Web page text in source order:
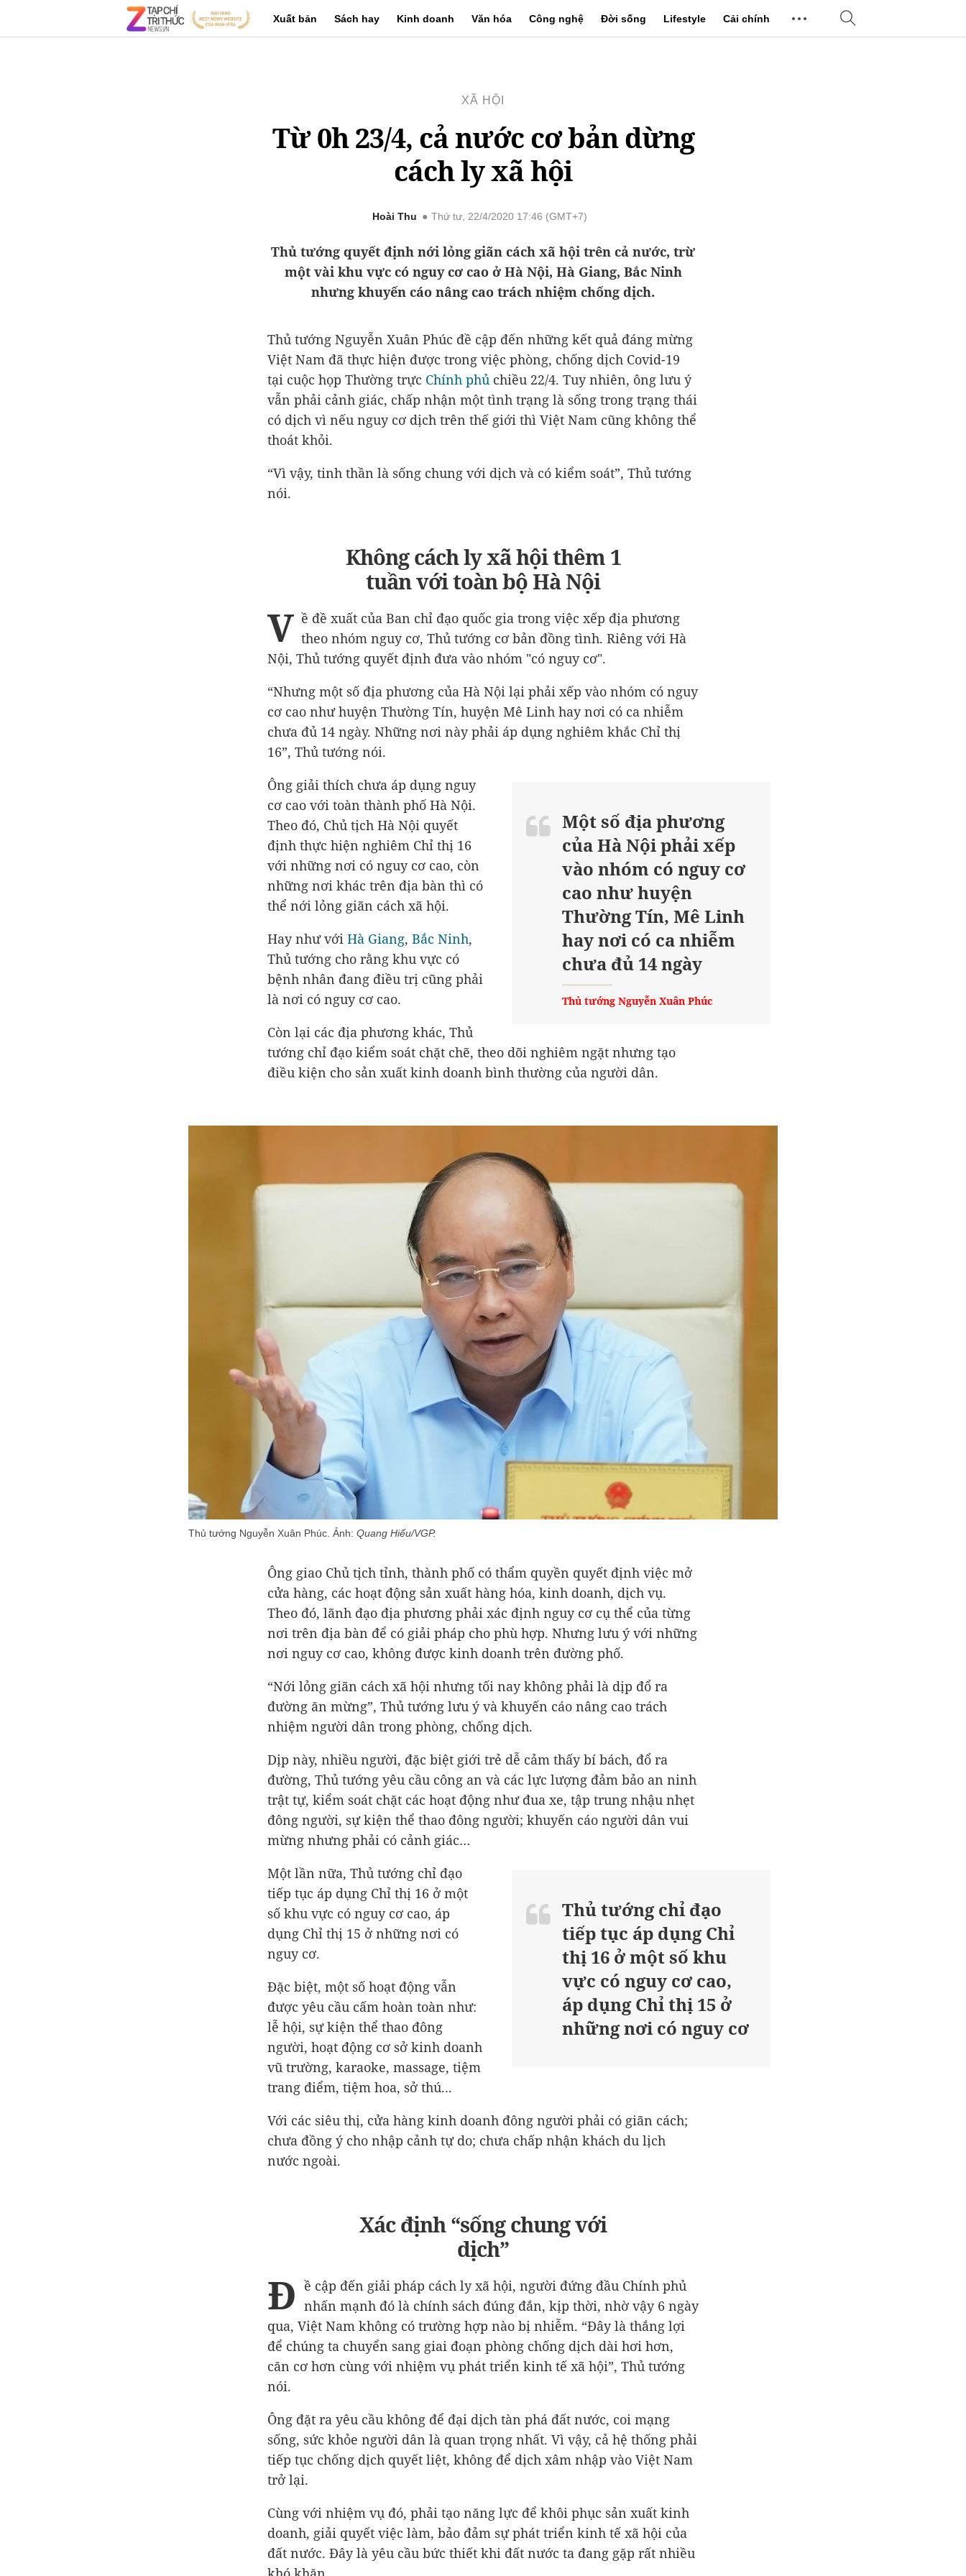
Xuất bản Sách hay Kinh doanh Văn hóa Công nghệ Đời sống Lifestyle Cải chính
XÃ HỘI
Từ 0h 23/4, cả nước cơ bản dừng
cách ly xã hội
Hoài Thu Thứ tư, 22/4/2020 17:46 (GMT+7)
Thủ tướng quyết định nới lỏng giãn cách xã hội trên cả nước, trừ
một vài khu vực có nguy cơ cao ở Hà Nội, Hà Giang, Bắc Ninh
nhưng khuyến cáo nâng cao trách nhiệm chống dịch.
Thủ tướng Nguyễn Xuân Phúc đề cập đến những kết quả đáng mừng
Việt Nam đã thực hiện được trong việc phòng, chống dịch Covid-19
tại cuộc họp Thường trực Chính phủ chiều 22/4. Tuy nhiên, ông lưu ý
vẫn phải cảnh giác, chấp nhận một tình trạng là sống trong trạng thái
có dịch vì nếu nguy cơ dịch trên thế giới thì Việt Nam cũng không thể
thoát khỏi.
“Vì vậy, tinh thần là sống chung với dịch và có kiểm soát”, Thủ tướng
nói.
Không cách ly xã hội thêm 1
tuần với toàn bộHà Nội
V ề đề xuất của Ban chỉ đạo quốc gia trong việc xếp địa phương
theo nhóm nguy cơ, Thủ tướng cơ bản đồng tình. Riêng với Hà
Nội, Thủ tướng quyết định đưa vào nhóm "có nguy cơ".
“Nhưng một số địa phương của Hà Nội lại phải xếp vào nhóm có nguy
cơ cao như huyện Thường Tín, huyện Mê Linh hay nơi có ca nhiễm
chưa đủ 14 ngày. Những nơi này phải áp dụng nghiêm khắc Chỉ thị
16”, Thủ tướng nói.
Một số địa phương
của Hà Nội phải xếp
vào nhóm có nguy cơ
cao như huyện
Thường Tín, Mê Linh
hay nơi có ca nhiễm
chưa đủ 14 ngày
Thủ tướng Nguyễn Xuân Phúc
Ông giải thích chưa áp dụng nguy
cơ cao với toàn thành phố Hà Nội.
Theo đó, Chủ tịch Hà Nội quyết
định thực hiện nghiêm Chỉ thị 16
với những nơi có nguy cơ cao, còn
những nơi khác trên địa bàn thì có
thể nới lỏng giãn cách xã hội.
Hay như với Hà Giang, Bắc Ninh,
Thủ tướng cho rằng khu vực có
bệnh nhân đang điều trị cũng phải
là nơi có nguy cơ cao.
Còn lại các địa phương khác, Thủ
tướng chỉ đạo kiểm soát chặt chẽ, theo dõi nghiêm ngặt nhưng tạo
điều kiện cho sản xuất kinh doanh bình thường của người dân.
Thủ tướng Nguyễn Xuân Phúc. Ảnh: Quang Hiếu/VGP.
Ông giao Chủ tịch tỉnh, thành phố có thẩm quyền quyết định việc mở
cửa hàng, các hoạt động sản xuất hàng hóa, kinh doanh, dịch vụ.
Theo đó, lãnh đạo địa phương phải xác định nguy cơ cụ thể của từng
nơi trên địa bàn để có giải pháp cho phù hợp. Nhưng lưu ý với những
nơi nguy cơ cao, không được kinh doanh trên đường phố.
“Nới lỏng giãn cách xã hội nhưng tối nay không phải là dịp đổ ra
đường ăn mừng”, Thủ tướng lưu ý và khuyến cáo nâng cao trách
nhiệm người dân trong phòng, chống dịch.
Dịp này, nhiều người, đặc biệt giới trẻ dễ cảm thấy bí bách, đổ ra
đường, Thủ tướng yêu cầu công an và các lực lượng đảm bảo an ninh
trật tự, kiểm soát chặt các hoạt động như đua xe, tập trung nhậu nhẹt
đông người, sự kiện thể thao đông người; khuyến cáo người dân vui
mừng nhưng phải có cảnh giác…
Thủ tướng chỉ đạo
tiếp tục áp dụng Chỉ
thị 16 ở một số khu
vực có nguy cơ cao,
áp dụng Chỉ thị 15 ở
những nơi có nguy cơ
Một lần nữa, Thủ tướng chỉ đạo
tiếp tục áp dụng Chỉ thị 16 ở một
số khu vực có nguy cơ cao, áp
dụng Chỉ thị 15 ở những nơi có
nguy cơ.
Đặc biệt, một số hoạt động vẫn
được yêu cầu cấm hoàn toàn như:
lễ hội, sự kiện thể thao đông
người, hoạt động cơ sở kinh doanh
vũ trường, karaoke, massage, tiệm
trang điểm, tiệm hoa, sở thú...
Với các siêu thị, cửa hàng kinh doanh đông người phải có giãn cách;
chưa đồng ý cho nhập cảnh tự do; chưa chấp nhận khách du lịch
nước ngoài.
Xác định “sống chung với
dịch”
Đ ề cập đến giải pháp cách ly xã hội, người đứng đầu Chính phủ
nhấn mạnh đó là chính sách đúng đắn, kịp thời, nhờ vậy 6 ngày
qua, Việt Nam không có trường hợp nào bị nhiễm. “Đây là thắng lợi
để chúng ta chuyển sang giai đoạn phòng chống dịch dài hơi hơn,
căn cơ hơn cùng với nhiệm vụ phát triển kinh tế xã hội”, Thủ tướng
nói.
Ông đặt ra yêu cầu không để đại dịch tàn phá đất nước, coi mạng
sống, sức khỏe người dân là quan trọng nhất. Vì vậy, cả hệ thống phải
tiếp tục chống dịch quyết liệt, không để dịch xâm nhập vào Việt Nam
trở lại.
Cùng với nhiệm vụ đó, phải tạo năng lực để khôi phục sản xuất kinh
doanh, giải quyết việc làm, bảo đảm sự phát triển kinh tế xã hội của
đất nước. Đây là yêu cầu bức thiết khi đất nước ta đang gặp rất nhiều